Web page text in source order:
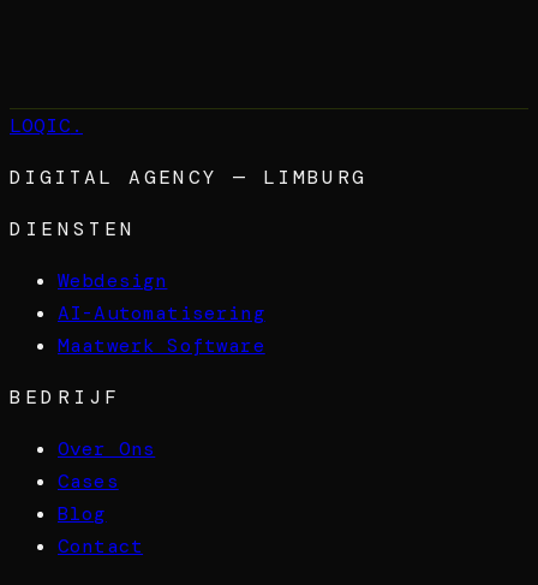
LOQIC .
DIGITAL AGENCY — LIMBURG
DIENSTEN
Webdesign
AI-Automatisering
Maatwerk Software
BEDRIJF
Over Ons
Cases
Blog
Contact